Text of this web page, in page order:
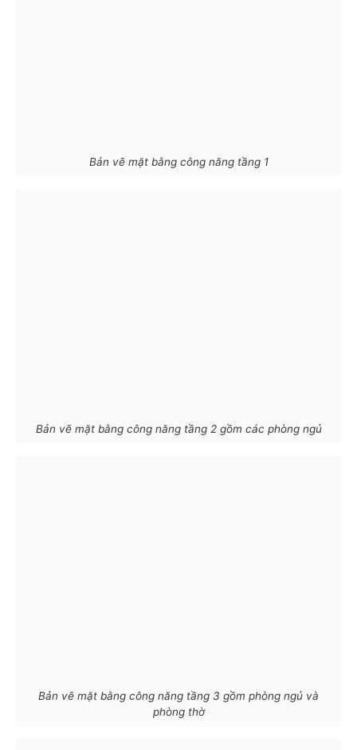
Bản vẽ mặt bằng công năng tầng 1
Bản vẽ mặt bằng công năng tầng 2 gồm các phòng ngủ
Bản vẽ mặt bằng công năng tầng 3 gồm phòng ngủ và
phòng thờ